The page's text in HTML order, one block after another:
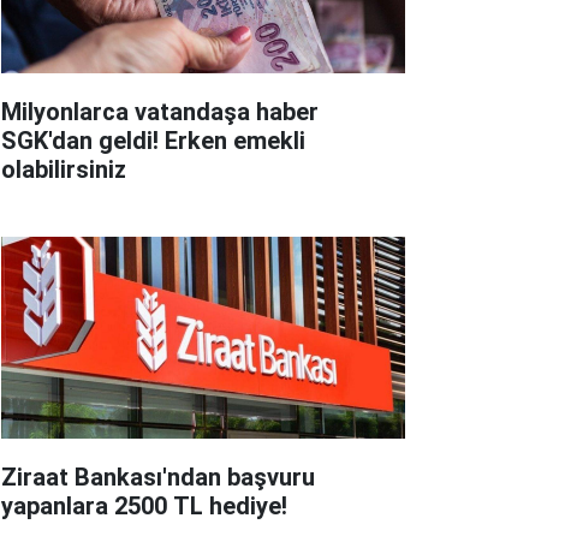
Milyonlarca vatandaşa haber
SGK'dan geldi! Erken emekli
olabilirsiniz
Ziraat Bankası'ndan başvuru
yapanlara 2500 TL hediye!